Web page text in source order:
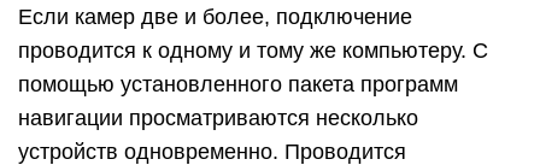
Если камер две и более, подключение
проводится к одному и тому же компьютеру. С
помощью установленного пакета программ
навигации просматриваются несколько
устройств одновременно. Проводится